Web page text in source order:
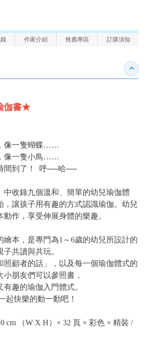
作家介紹 推薦專區 訂購須知
收合
伽書★
像一隻蝴蝶……
像一隻小鳥……
間到了！ 呼──哈──
收錄九個溫和、簡單的幼兒瑜伽體
，讓孩子用有趣的方式認識瑜伽。幼兒
作，享受伸展身體的樂趣。
本，是專門為1～6歲的幼兒所設計的
共讀與共玩。
照顧者的話」，以及每一個瑜伽體式的
朋友們可以參照書，
趣的瑜伽入門體式。
快樂的動一動吧！
cm （W X H）× 32 頁 × 彩色 × 精裝 /